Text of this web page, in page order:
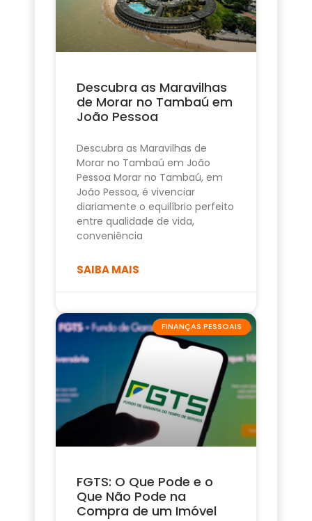
Descubra as Maravilhas
de Morar no Tambaú em
João Pessoa
Descubra as Maravilhas de
Morar no Tambaú em João
Pessoa Morar no Tambaú, em
João Pessoa, é vivenciar
diariamente o equilíbrio perfeito
entre qualidade de vida,
conveniência
SAIBA MAIS
FINANÇAS PESSOAIS
FGTS: O Que Pode e o
Que Não Pode na
Compra de um Imóvel